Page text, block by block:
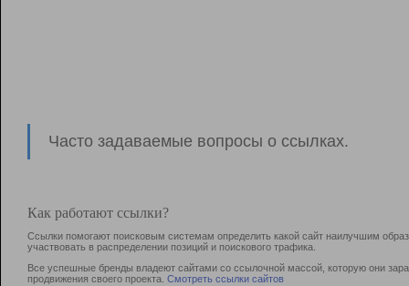
Часто задаваемые вопросы о ссылках.
Как работают ссылки?
Ссылки помогают поисковым системам определить какой сайт наилучшим
участвовать в раcпределении позиций и поискового трафика.
Все успешные бренды владеют сайтами со ссылочной массой, которую они
продвижения своего проекта. Смотреть ссылки сайтов